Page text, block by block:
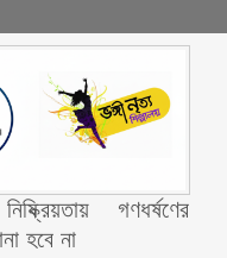
গণধর্ষণের
হবে না